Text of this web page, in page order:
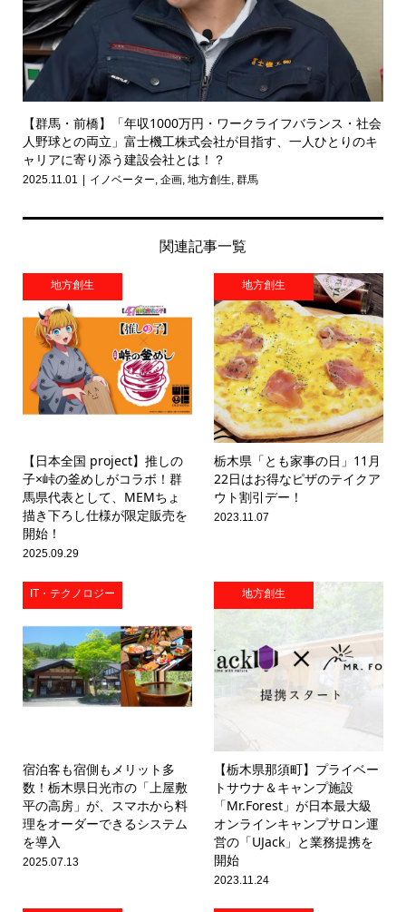
【群馬・前橋】「年収1000万円・ワークライフバランス・社会
人野球との両立」富士機工株式会社が目指す、一人ひとりのキ
ャリアに寄り添う建設会社とは！？
2025.11.01 イノベーター, 企画, 地方創生, 群馬
関連記事一覧
地方創生
【日本全国 project】推しの
子×峠の釜めしがコラボ！群
馬県代表として、MEMちょ
描き下ろし仕様が限定販売を
開始！
2025.09.29
地方創生
栃木県「とも家事の日」11月
22日はお得なピザのテイクア
ウト割引デー！
2023.11.07
IT・テクノロジー
宿泊客も宿側もメリット多
数！栃木県日光市の「上屋敷
平の高房」が、スマホから料
理をオーダーできるシステム
を導入
2025.07.13
地方創生
【栃木県那須町】プライベー
トサウナ＆キャンプ施設
「Mr.Forest」が日本最大級
オンラインキャンプサロン運
営の「UJack」と業務提携を
開始
2023.11.24